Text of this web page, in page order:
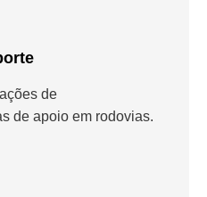
de
de apoio em rodovias.